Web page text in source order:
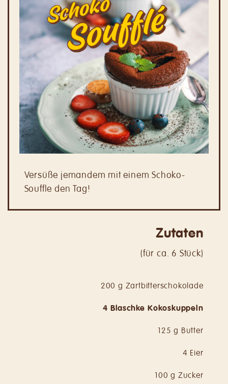
Versüße jemandem mit einem Schoko-
Souffle den Tag!
Zutaten
(für ca. 6 Stück)
200 g Zartbitterschokolade
4 Blaschke Kokoskuppeln
125 g Butter
4 Eier
100 g Zucker